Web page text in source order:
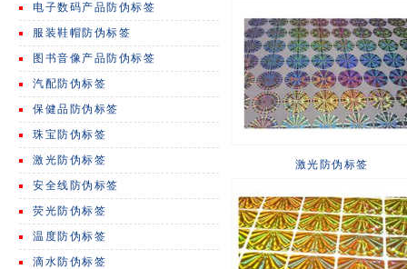
电子数码产品防伪标签
服装鞋帽防伪标签
图书音像产品防伪标签
汽配防伪标签
保健品防伪标签
珠宝防伪标签
激光防伪标签
安全线防伪标签
荧光防伪标签
温度防伪标签
滴水防伪标签
激光防伪标签